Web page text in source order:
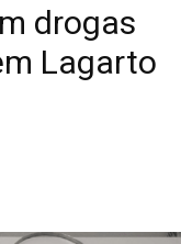
drogas
Lagarto